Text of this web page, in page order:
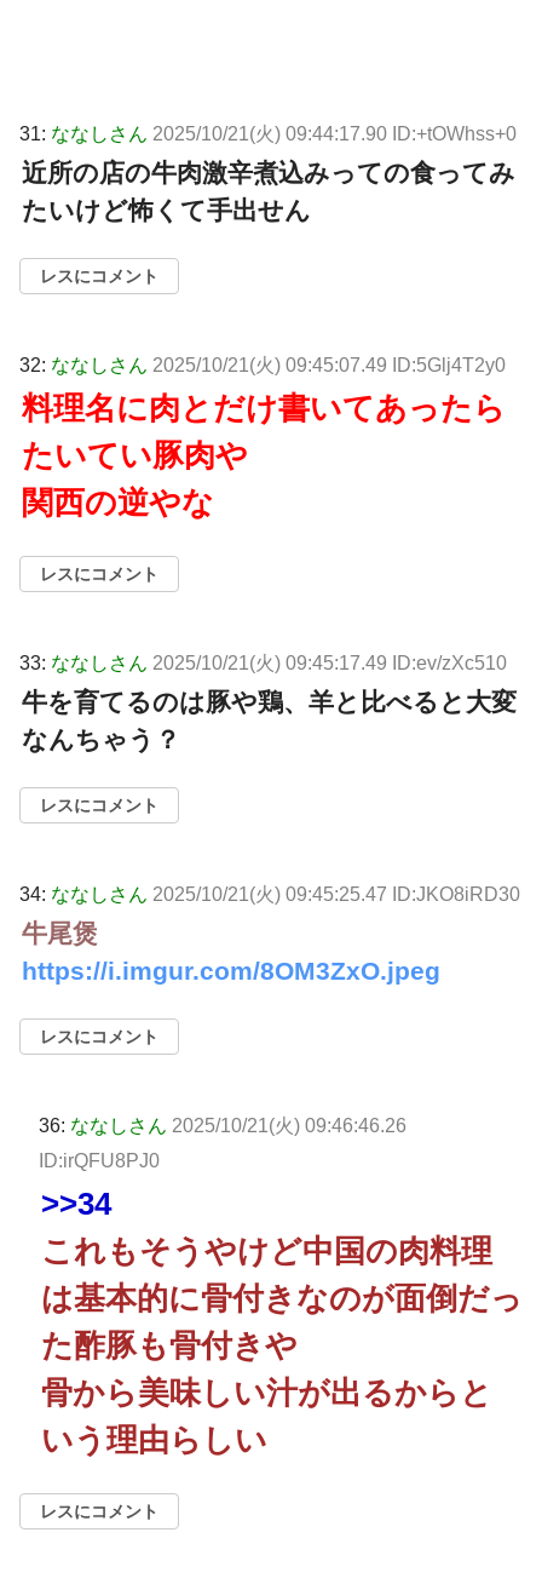
31: ななしさん 2025/10/21(火) 09:44:17.90 ID:+tOWhss+0
近所の店の牛肉激辛煮込みっての食ってみ
たいけど怖くて手出せん
レスにコメント
32: ななしさん 2025/10/21(火) 09:45:07.49 ID:5Glj4T2y0
料理名に肉とだけ書いてあったら
たいてい豚肉や
関西の逆やな
レスにコメント
33: ななしさん 2025/10/21(火) 09:45:17.49 ID:ev/zXc510
牛を育てるのは豚や鶏、羊と比べると大変
なんちゃう？
レスにコメント
34: ななしさん 2025/10/21(火) 09:45:25.47 ID:JKO8iRD30
牛尾煲
https://i.imgur.com/8OM3ZxO.jpeg
レスにコメント
36: ななしさん 2025/10/21(火) 09:46:46.26
ID:irQFU8PJ0
>>34
これもそうやけど中国の肉料理
は基本的に骨付きなのが面倒だっ
た酢豚も骨付きや
骨から美味しい汁が出るからと
いう理由らしい
レスにコメント